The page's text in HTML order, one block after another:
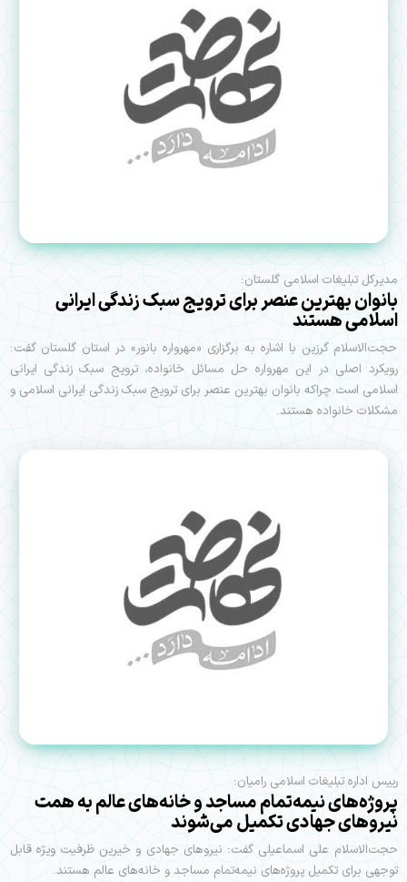
مدیرکل تبلیغات اسلامی گلستان:
بانوان بهترين عنصر برای ترویج سبک زندگی ایرانی
اسلامی هستند
حجت‌الاسلام گرزین با اشاره به برگزاری «مهرواره بانور» در استان گلستان گفت:
رویکرد اصلی در این مهرواره حل مسائل خانواده، ترویج سبک زندگی ایرانی
اسلامی است چراكه بانوان بهترين عنصر برای ترویج سبک زندگی ایرانی اسلامی و
مشكلات خانواده هستند.
رییس اداره تبلیغات اسلامی رامیان:
پروژه‌های نیمه‌تمام مساجد و خانه‌های عالم به همت
نیروهای جهادی تکمیل می‌شوند
حجت‌الاسلام علی اسماعیلی گفت: نیروهای جهادی و خیرین ظرفیت ویژه قابل
توجهی برای تکمیل پروژه‌های نیمه‌تمام مساجد و خانه‌های عالم هستند.